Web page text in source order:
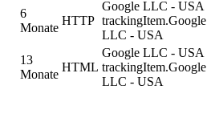
6
Monate
HTTP
Google LLC - USA
trackingItem.Google
LLC - USA
13
Monate
HTML
Google LLC - USA
trackingItem.Google
LLC - USA